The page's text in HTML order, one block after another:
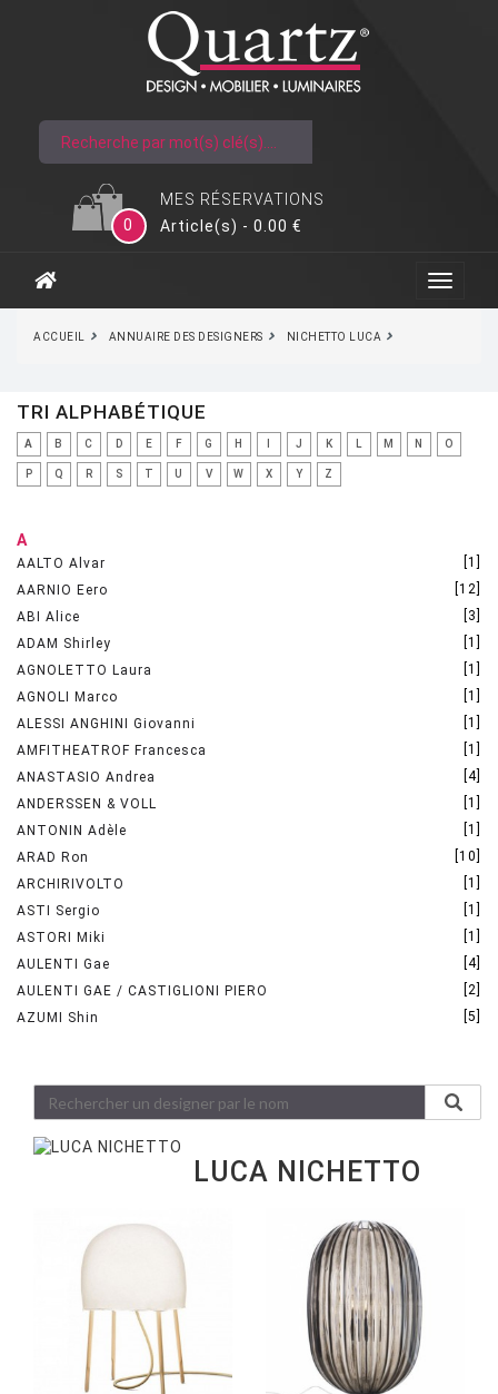
MES RÉSERVATIONS
0
Article(s) - 0.00 €
ACCUEIL ANNUAIRE DES DESIGNERS NICHETTO LUCA
TRI ALPHABÉTIQUE
A B C D E F G H J K M N O
P Q R S T U V W X Y Z
A
AALTO Alvar
[1]
AARNIO Eero
[12]
ABI Alice
[3]
ADAM Shirley
[1]
AGNOLETTO Laura
[1]
AGNOLI Marco
[1]
ALESSI ANGHINI Giovanni
[1]
AMFITHEATROF Francesca
[1]
ANASTASIO Andrea
[4]
ANDERSSEN & VOLL
[1]
ANTONIN Adèle
[1]
ARAD Ron
[10]
ARCHIRIVOLTO
[1]
ASTI Sergio
[1]
ASTORI Miki
[1]
AULENTI Gae
[4]
AULENTI GAE / CASTIGLIONI PIERO
[2]
AZUMI Shin
[5]
LUCA NICHETTO